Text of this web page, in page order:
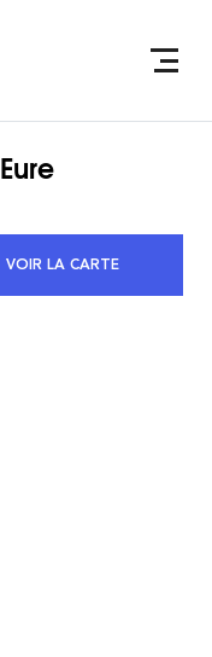
Eure
VOIR LA CARTE